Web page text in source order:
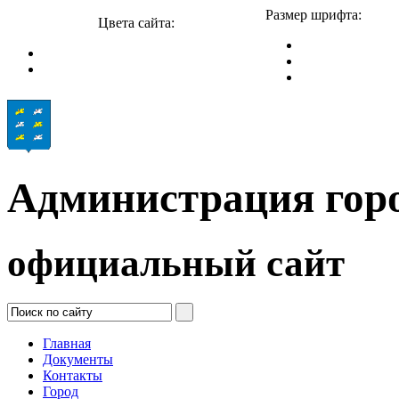
Цвета сайта:
Размер шрифта:
Администрация
официальный сайт
Главная
Документы
Контакты
Город